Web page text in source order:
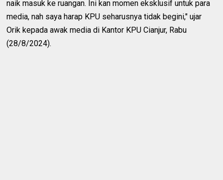
naik masuk ke ruangan. Ini kan momen eksklusif untuk para
media, nah saya harap KPU seharusnya tidak begini," ujar
Orik kepada awak media di Kantor KPU Cianjur, Rabu
(28/8/2024).